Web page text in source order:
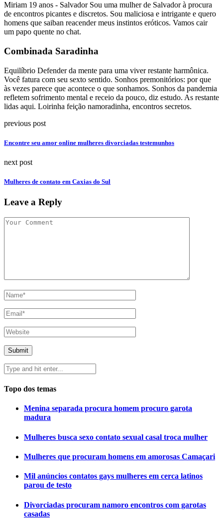
Miriam 19 anos - Salvador Sou uma mulher de Salvador à procura
de encontros picantes e discretos. Sou maliciosa e intrigante e quero
homens que saiban reacender meus instintos eróticos. Vamos cair
um papo quente no chat.
Combinada Saradinha
Equilíbrio Defender da mente para uma viver restante harmônica.
Você fatura com seu sexto sentido. Sonhos premonitórios: por que
às vezes parece que acontece o que sonhamos. Sonhos da pandemia
refletem sofrimento mental e receio da pouco, diz estudo. As restante
lidas aqui. Loirinha feição namoradinha, encontros secretos.
previous post
Encontre seu amor online mulheres divorciadas testemunhos
next post
Mulheres de contato em Caxias do Sul
Leave a Reply
Topo dos temas
Menina separada procura homem procuro garota
madura
Mulheres busca sexo contato sexual casal troca mulher
Mulheres que procuram homens em amorosas Camaçari
Mil anúncios contatos gays mulheres em cerca latinos
parou de testo
Divorciadas procuram namoro encontros com garotas
casadas